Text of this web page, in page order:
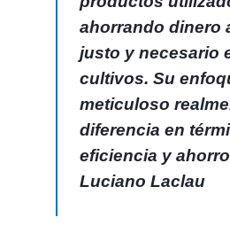
ahorrando dinero
justo y necesario
cultivos. Su
meticuloso
diferencia en
eficiencia y
Luciano Laclau